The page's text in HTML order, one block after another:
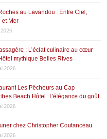
au Lavandou : Entre Ciel,
et Mer
: L’éclat culinaire au cœur
mythique Belles Rives
2026
Les Pêcheurs au Cap
Beach Hôtel : l’élégance du goût
2026
chez Christopher Coutanceau
2026